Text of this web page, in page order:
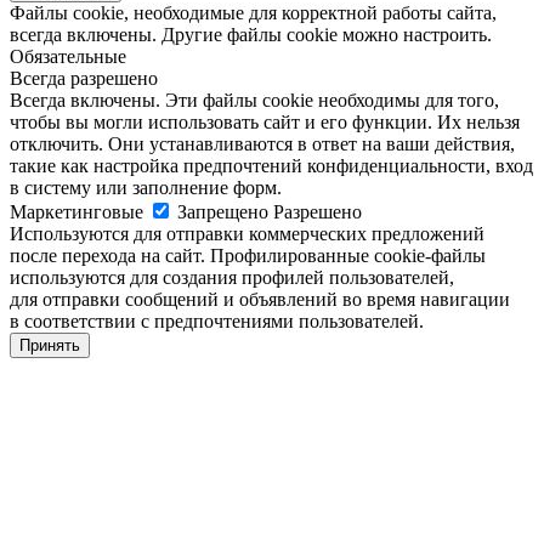
Файлы cookie, необходимые для корректной работы сайта,
всегда включены. Другие файлы cookie можно настроить.
Обязательные
Всегда разрешено
Всегда включены. Эти файлы cookie необходимы для того,
чтобы вы могли использовать сайт и его функции. Их нельзя
отключить. Они устанавливаются в ответ на ваши действия,
такие как настройка предпочтений конфиденциальности, вход
в систему или заполнение форм.
Маркетинговые
Запрещено Разрешено
Используются для отправки коммерческих предложений
после перехода на сайт. Профилированные cookie-файлы
используются для создания профилей пользователей,
для отправки сообщений и объявлений во время навигации
в соответствии с предпочтениями пользователей.
Принять